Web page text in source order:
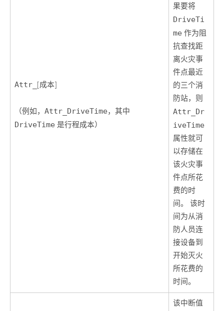
Attr_ [成本]
（例如，Attr_DriveTime，其中
DriveTime 是行程成本）
果要将
DriveTi
me 作为阻
抗查找距
离火灾事
件点最近
的三个消
防站，则
Attr_Dr
iveTime
属性就可
以存储在
该火灾事
件点所花
费的时
间。 该时
间为从消
防人员连
接设备到
开始灭火
所花费的
时间。
该中断值